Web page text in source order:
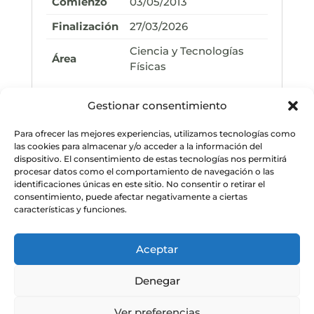
Gestionar consentimiento
Para ofrecer las mejores experiencias, utilizamos tecnologías como
las cookies para almacenar y/o acceder a la información del
dispositivo. El consentimiento de estas tecnologías nos permitirá
procesar datos como el comportamiento de navegación o las
identificaciones únicas en este sitio. No consentir o retirar el
consentimiento, puede afectar negativamente a ciertas
características y funciones.
Aceptar
Denegar
Finalización
27/03/2026
Área
Ciencia y Tecnologías
Físicas
PERSONAS QUE LA INTEGRAN